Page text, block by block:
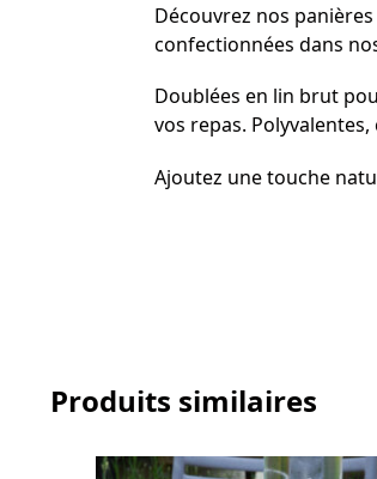
Découvrez nos
confectionnées dans
Doublées en lin brut
vos repas.
Ajoutez une touche
Produits similaires